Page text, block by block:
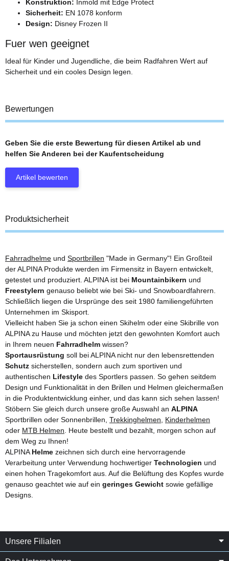
Konstruktion: Inmold mit Edge Protect
Sicherheit: EN 1078 konform
Design: Disney Frozen II
Fuer wen geeignet
Ideal für Kinder und Jugendliche, die beim Radfahren Wert auf
Sicherheit und ein cooles Design legen.
Bewertungen
Geben Sie die erste Bewertung für diesen Artikel ab und
helfen Sie Anderen bei der Kaufentscheidung
Artikel bewerten
Produktsicherheit
Fahrradhelme und Sportbrillen "Made in Germany"! Ein Großteil
der ALPINA Produkte werden im Firmensitz in Bayern entwickelt,
getestet und produziert. ALPINA ist bei Mountainbikern und
Freestylern genauso beliebt wie bei Ski- und Snowboardfahrern.
Schließlich liegen die Ursprünge des seit 1980 familiengeführten
Unternehmen im Skisport.
Vielleicht haben Sie ja schon einen Skihelm oder eine Skibrille von
ALPINA zu Hause und möchten jetzt den gewohnten Komfort auch
in Ihrem neuen Fahrradhelm wissen?
Sportausrüstung soll bei ALPINA nicht nur den lebensrettenden
Schutz sicherstellen, sondern auch zum sportiven und
authentischen Lifestyle des Sportlers passen. So gehen seitdem
Design und Funktionalität in den Brillen und Helmen gleichermaßen
in die Produktentwicklung einher, und das kann sich sehen lassen!
Stöbern Sie gleich durch unsere große Auswahl an ALPINA
Sportbrillen oder Sonnenbrillen, Trekkinghelmen
Kinderhelmen
oder MTB Helmen . Heute bestellt und bezahlt, morgen schon auf
dem Weg zu Ihnen!
ALPINA Helme zeichnen sich durch eine hervorragende
Verarbeitung unter Verwendung hochwertiger Technologien und
einen hohen Tragekomfort aus. Auf die Belüftung des Kopfes wurde
genauso geachtet wie auf ein geringes Gewicht sowie gefällige
Designs.
Unsere Filialen